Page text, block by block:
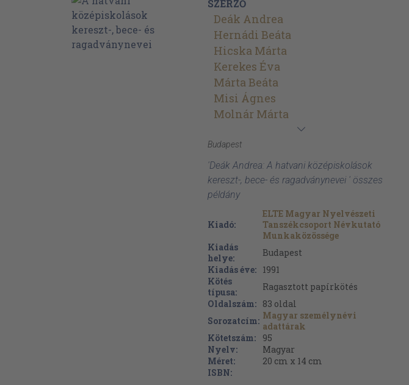
SZERZŐ
Deák Andrea
Hernádi Beáta
Hicska Márta
Kerekes Éva
Márta Beáta
Misi Ágnes
Molnár Márta
Budapest
'Deák Andrea: A hatvani középiskolások
kereszt-, bece- és ragadványnevei ' összes
példány
Kiadó:
ELTE Magyar Nyelvészeti
Tanszékcsoport Névkutató
Munkaközössége
Kiadás
helye:
Budapest
Kiadás éve: 1991
Kötés
típusa:
Ragasztott papírkötés
Oldalszám: 83 oldal
Sorozatcím: Magyar személynévi
adattárak
Kötetszám:
95
Nyelv:
Magyar
Méret:
20 cm x 14 cm
ISBN: